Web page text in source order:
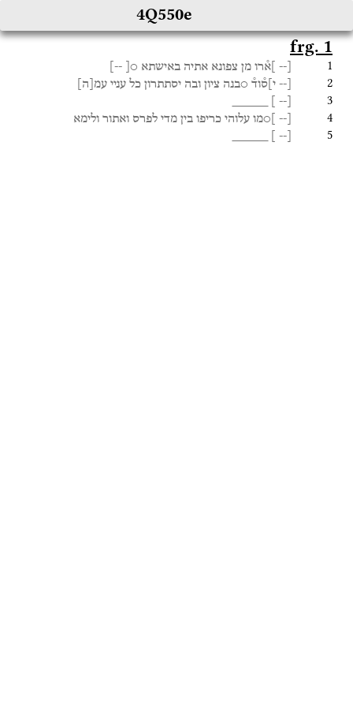
4Q550e
frg. 1
1
[-- ]א֯רו מן צפונא אתיה באישתא ○[
--]
2
[-- י]ס֯וד֯ ○בנה ציון ובה יסתתרון כל עניי עמ ה
3
--
4
[-- ]○מו עלוהי כריפו בין מדי לפרס ואתור ולימא
5
--